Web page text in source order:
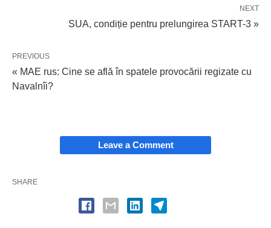
NEXT
SUA, condiție pentru prelungirea START-3 »
PREVIOUS
« MAE rus: Cine se află în spatele provocării regizate cu
Navalnîi?
Leave a Comment
SHARE